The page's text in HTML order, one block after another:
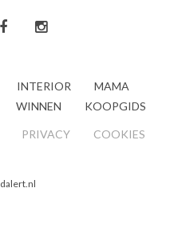
INTERIOR
MAMA
WINNEN KOOPGIDS
PRIVACY COOKIES